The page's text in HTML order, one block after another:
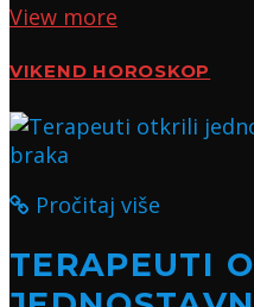
View more
VIKEND HOROSKOP
Pročitaj više
TERAPEUTI